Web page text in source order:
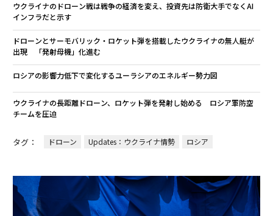
ウクライナのドローン戦は戦争の経済を変え、投資先は防衛大手でなくAI
インフラだと示す
ドローンとサーモバリック・ロケット弾を搭載したウクライナの無人艇が
出現 「発射母機」化進む
ロシアの影響力低下で変化するユーラシアのエネルギー勢力図
ウクライナの長距離ドローン、ロケット弾を発射し始める ロシア軍防空
チームを圧迫
タグ： ドローン Updates：ウクライナ情勢 ロシア